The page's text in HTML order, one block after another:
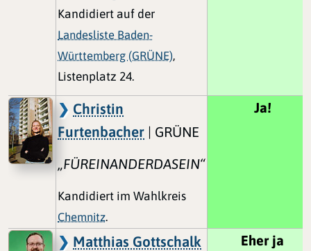
Kandidiert auf der
Landesliste Baden-
Württemberg (GRÜNE),
Listenplatz 24.
Christin
Furtenbacher | GRÜNE
„FÜREINANDERDASEIN“
Kandidiert im Wahlkreis
Chemnitz.
Ja!
Matthias Gottschalk Eher ja